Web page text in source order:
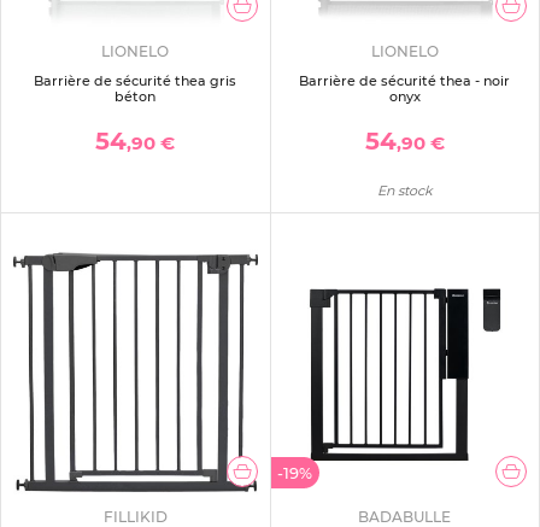
LIONELO
Barrière de sécurité thea gris
béton
54,90 €
LIONELO
Barrière de sécurité thea - noir
onyx
54,90 €
En stock
FILLIKID
-19%
BADABULLE